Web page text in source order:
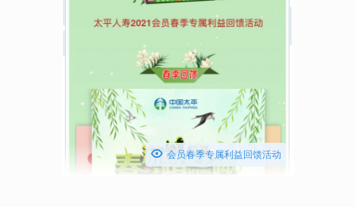
 会员春季专属利益回馈活动